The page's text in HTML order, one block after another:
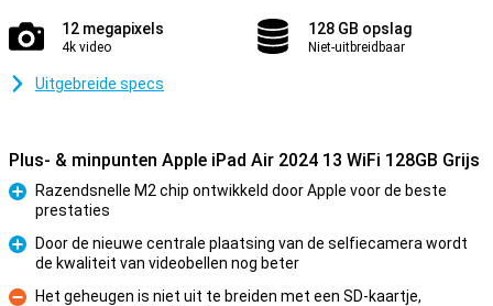
12 megapixels
4k video
128 GB opslag
Niet-uitbreidbaar
Uitgebreide specs
Plus- & minpunten Apple iPad Air 2024 13 WiFi 128GB Grijs
Pluspunt
Razendsnelle M2 chip ontwikkeld door Apple voor de beste
prestaties
Pluspunt
Door de nieuwe centrale plaatsing van de selfiecamera wordt
de kwaliteit van videobellen nog beter
Het geheugen is niet uit te breiden met een SD-kaartje,